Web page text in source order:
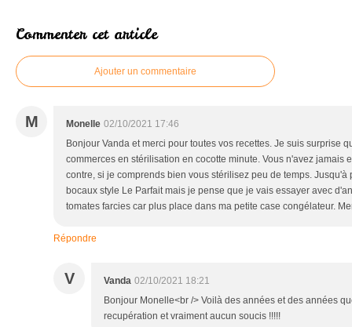
Commenter cet article
Ajouter un commentaire
M Monelle 02/10/2021 17:46
Bonjour Vanda et merci pour toutes vos recettes. Je suis surprise
commerces en stérilisation en cocotte minute. Vous n'avez jamais
contre, si je comprends bien vous stérilisez peu de temps.
bocaux style Le Parfait mais je pense que je vais essayer avec
tomates farcies car plus place dans ma petite case congélateur.
Répondre
V Vanda 02/10/2021 18:21
Bonjour Monelle<br /> Voilà des années et des années
recupération et vraiment aucun soucis !!!!!